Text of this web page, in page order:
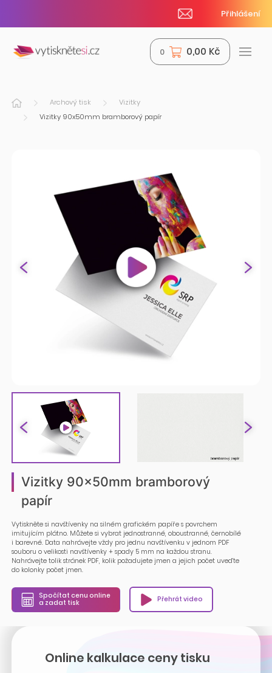
Přihlášení
0 0,00 Kč
Archový tisk
Vizitky
Vizitky 90x50mm bramborový papír
Vizitky 90x50mm bramborový
papír
Vytiskněte si navštívenky na silném grafickém papíře s povrchem
imitujícím plátno. Můžete si vybrat jednostranné, oboustranné, černobílé
i barevné. Data nahrávejte vždy pro jednu navštívenku v jednom PDF
souboru o velikosti navštívenky + spady 5 mm na každou stranu.
Nahrávejte tolik stránek PDF, kolik požadujete jmen a jejich počet uveďte
do kolonky počet jmen.
Spočítat cenu online
a zadat tisk
Přehrát video
Online kalkulace ceny tisku